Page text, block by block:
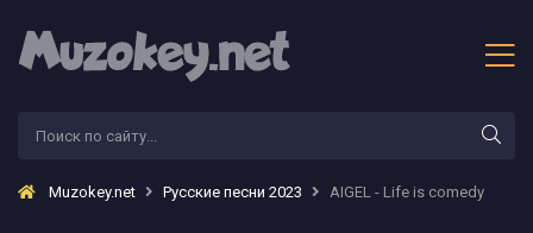
Muzokey.net Русские песни 2023 AIGEL - Life is comedy